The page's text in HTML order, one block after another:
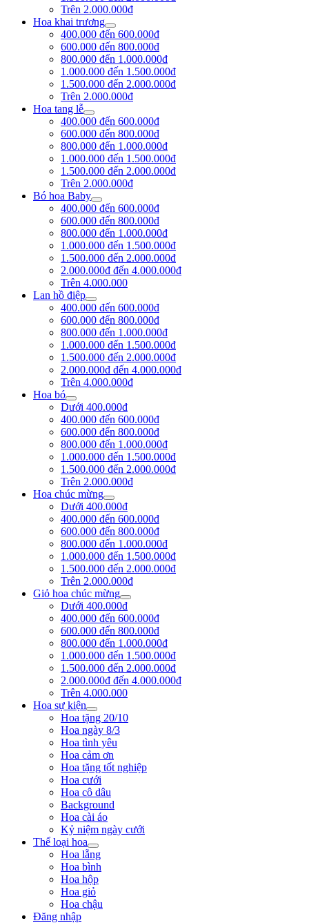
Trên 2.000.000đ
Hoa khai trương
400.000 đến 600.000đ
600.000 đến 800.000đ
800.000 đến 1.000.000đ
1.000.000 đến 1.500.000đ
1.500.000 đến 2.000.000đ
Trên 2.000.000đ
Hoa tang lễ
400.000 đến 600.000đ
600.000 đến 800.000đ
800.000 đến 1.000.000đ
1.000.000 đến 1.500.000đ
1.500.000 đến 2.000.000đ
Trên 2.000.000đ
Bó hoa Baby
400.000 đến 600.000đ
600.000 đến 800.000đ
800.000 đến 1.000.000đ
1.000.000 đến 1.500.000đ
1.500.000 đến 2.000.000đ
2.000.000đ đến 4.000.000đ
Trên 4.000.000
Lan hồ điệp
400.000 đến 600.000đ
600.000 đến 800.000đ
800.000 đến 1.000.000đ
1.000.000 đến 1.500.000đ
1.500.000 đến 2.000.000đ
2.000.000đ đến 4.000.000đ
Trên 4.000.000đ
Hoa bó
Dưới 400.000đ
400.000 đến 600.000đ
600.000 đến 800.000đ
800.000 đến 1.000.000đ
1.000.000 đến 1.500.000đ
1.500.000 đến 2.000.000đ
Trên 2.000.000đ
Hoa chúc mừng
Dưới 400.000đ
400.000 đến 600.000đ
600.000 đến 800.000đ
800.000 đến 1.000.000đ
1.000.000 đến 1.500.000đ
1.500.000 đến 2.000.000đ
Trên 2.000.000đ
Giỏ hoa chúc mừng
Dưới 400.000đ
400.000 đến 600.000đ
600.000 đến 800.000đ
800.000 đến 1.000.000đ
1.000.000 đến 1.500.000đ
1.500.000 đến 2.000.000đ
2.000.000đ đến 4.000.000đ
Trên 4.000.000
Hoa sự kiện
Hoa tặng 20/10
Hoa ngày 8/3
Hoa tình yêu
Hoa cảm ơn
Hoa tặng tốt nghiệp
Hoa cưới
Hoa cô dâu
Background
Hoa cài áo
Kỷ niệm ngày cưới
Thể loại hoa
Hoa lẵng
Hoa bình
Hoa hộp
Hoa giỏ
Hoa chậu
Đăng nhập